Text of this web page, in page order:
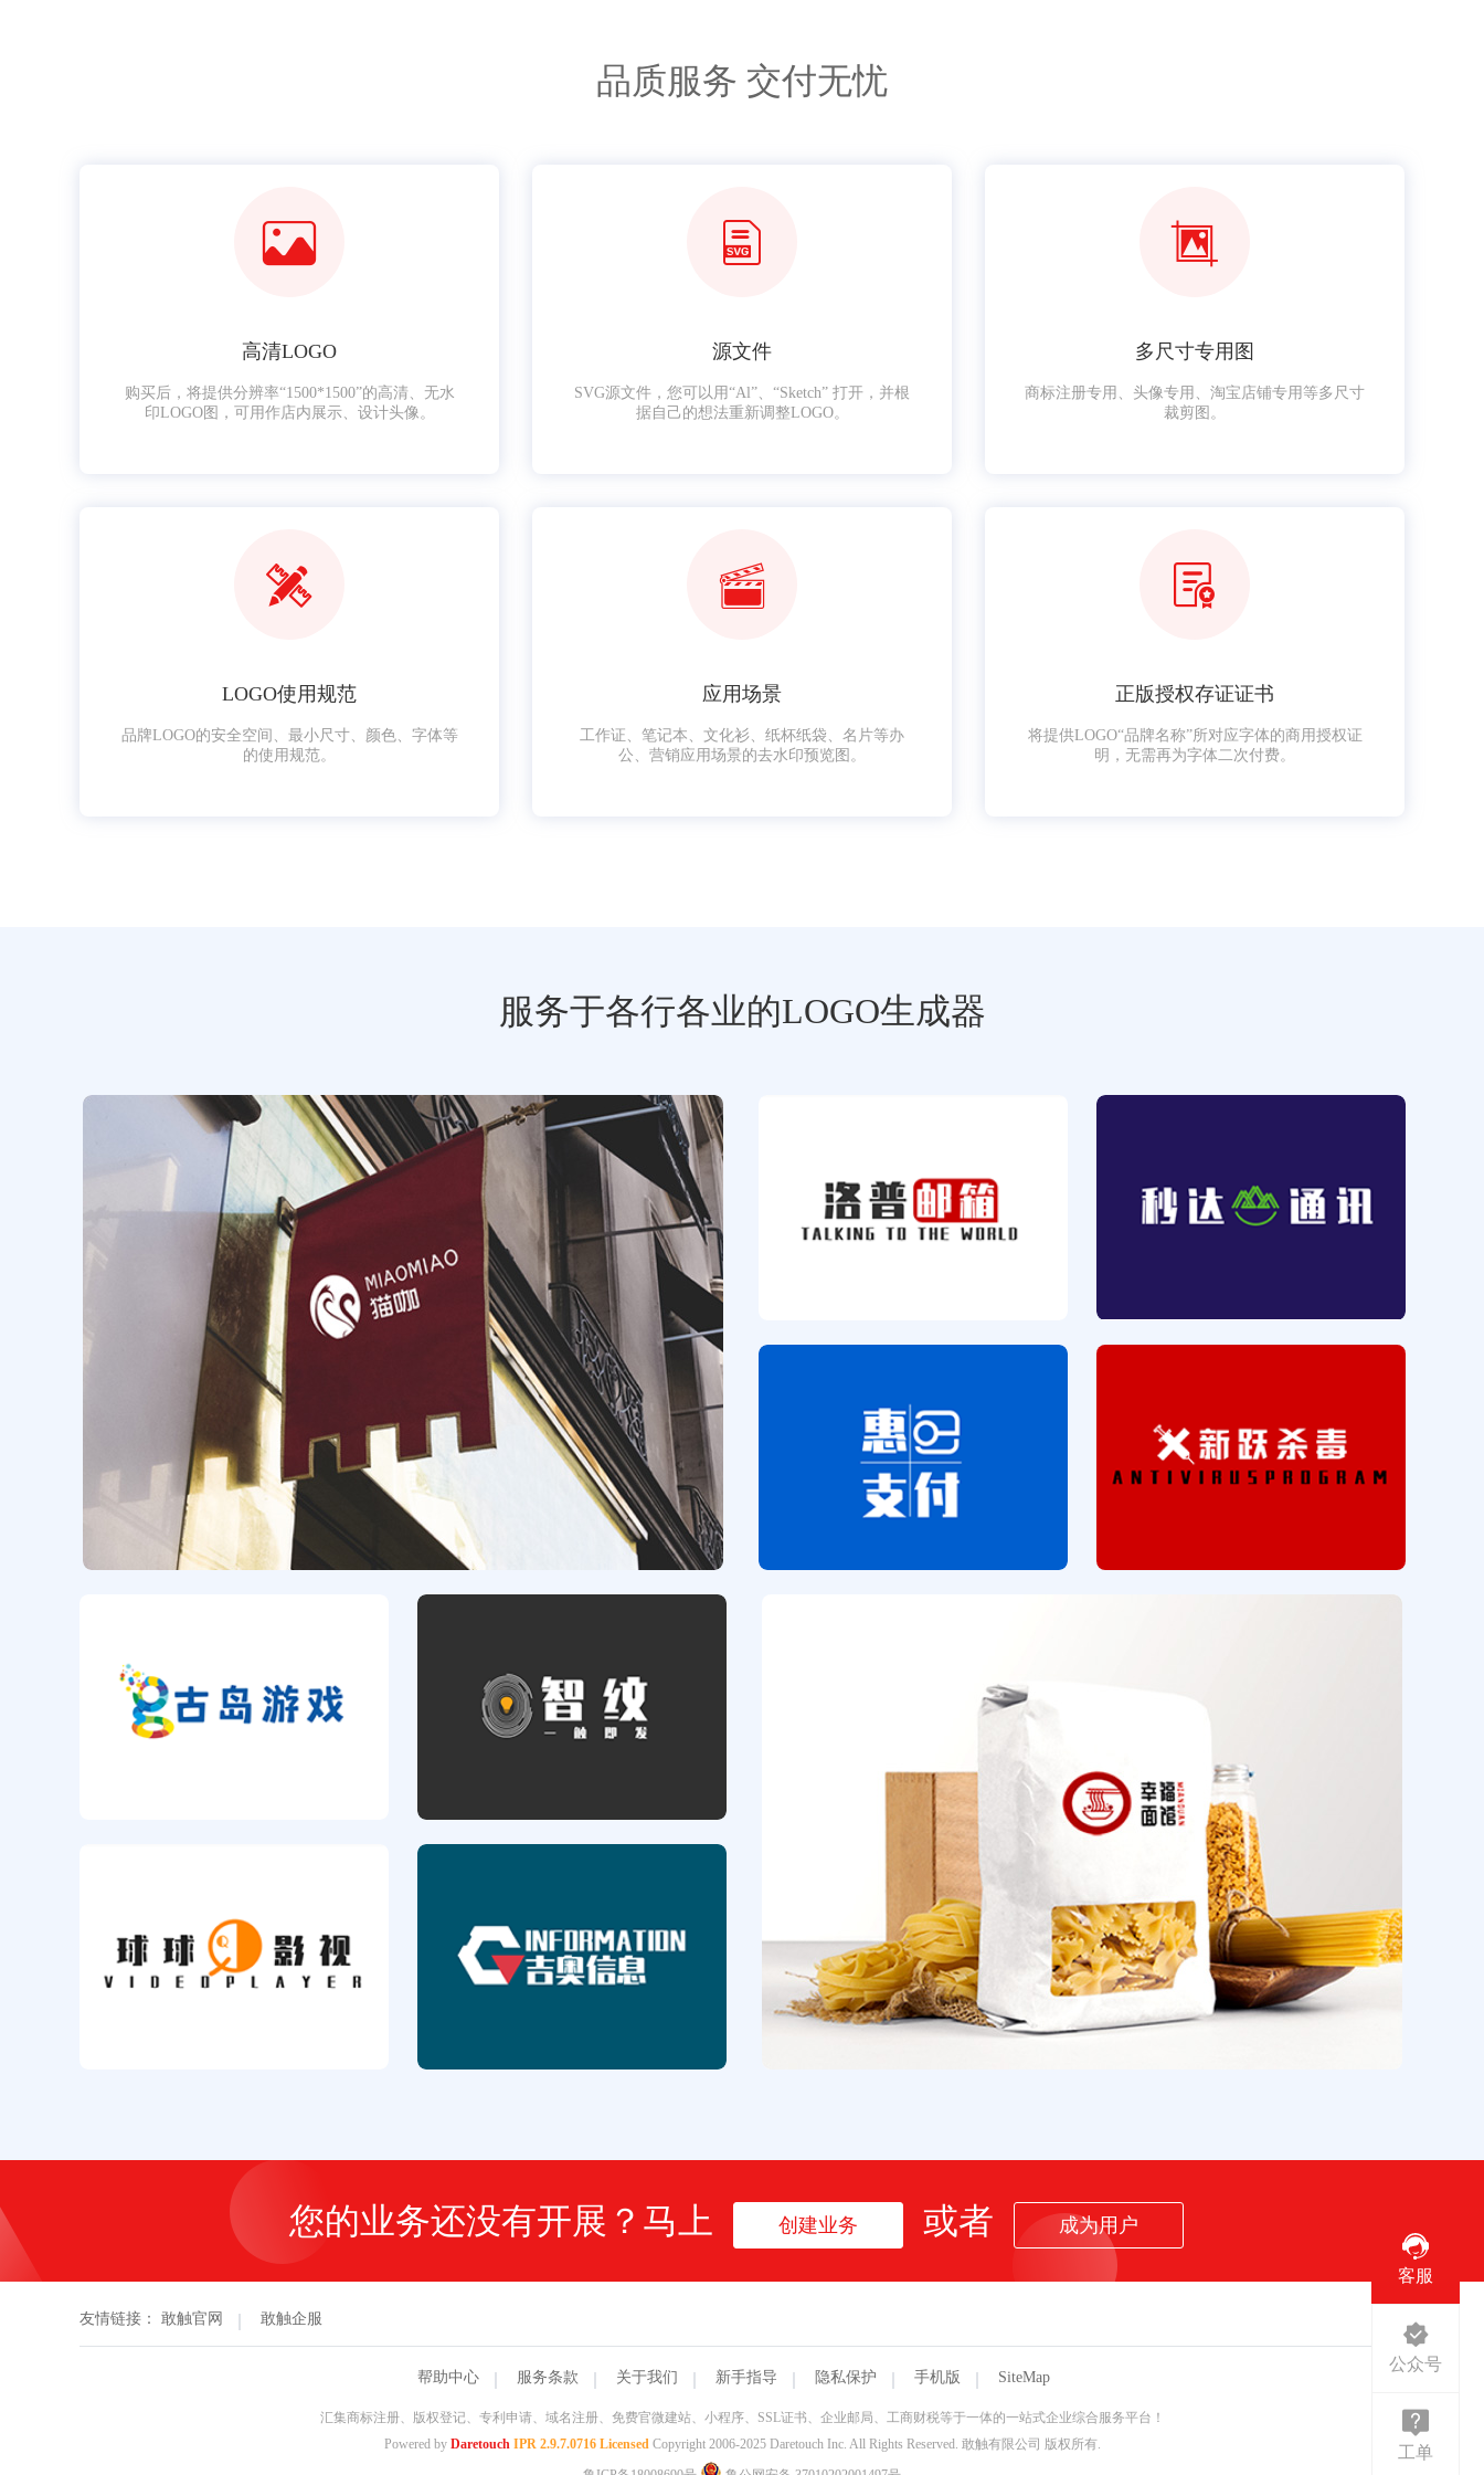
品质服务 交付无忧
高清LOGO
购买后，将提供分辨率“1500*1500”的高清、无水
印LOGO图，可用作店内展示、设计头像。
源文件
SVG源文件，您可以用“Al”、“Sketch” 打开，并根
据自己的想法重新调整LOGO。
多尺寸专用图
商标注册专用、头像专用、淘宝店铺专用等多尺寸
裁剪图。
LOGO使用规范
品牌LOGO的安全空间、最小尺寸、颜色、字体等
的使用规范。
应用场景
工作证、笔记本、文化衫、纸杯纸袋、名片等办
公、营销应用场景的去水印预览图。
正版授权存证证书
将提供LOGO“品牌名称”所对应字体的商用授权证
明，无需再为字体二次付费。
服务于各行各业的LOGO生成器
您的业务还没有开展？马上 创建业务 或者 成为用户
友情链接： 敢触官网 敢触企服
帮助中心 服务条款 关于我们 新手指导 隐私保护 手机版 SiteMap
汇集商标注册、版权登记、专利申请、域名注册、免费官微建站、小程序、SSL证书、企业邮局、工商财税等于一体的一站式企业综合服务平台！
Powered by Daretouch IPR 2.9.7.0716 LicensedCopyright 2006-2025 Daretouch Inc. All Rights Reserved. 敢触有限公司 版权所有.
客服
公众号
工单